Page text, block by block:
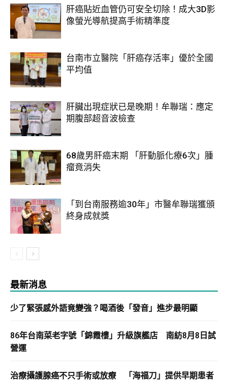
肝癌貼近血管仍可安全切除！成大3D影
像螢光導航提高手術精準度
台南市立醫院「肝癌存活率」優於全國
平均值
肝臟出現症狀已是晚期！牟聯瑞：應定
期腹部超音波檢查
68歲男肝癌末期 「肝動脈化療6次」腫
瘤竟消失
「到台南服務逾30年」市醫牟聯瑞獲頒
終身成就獎
最新消息
少了緊張感外語竟變強？喝酒後「發音」進步最明顯
86年台南菜老字號「錦霞樓」升級旗艦店 南紡8月8日試
營運
治療攝護腺癌不只手術或放療 「海福刀」提供早期患者